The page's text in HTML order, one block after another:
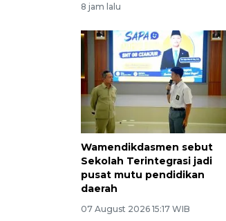
8 jam lalu
Wamendikdasmen sebut
Sekolah Terintegrasi jadi
pusat mutu pendidikan
daerah
07 August 2026 15:17 WIB